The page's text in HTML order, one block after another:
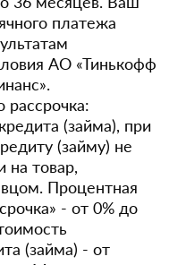
платежа
АО «Тинькофф
рассрочка:
(займа), при
(займу) не
на товар,
Процентная
- от 0% до
(займа) - от